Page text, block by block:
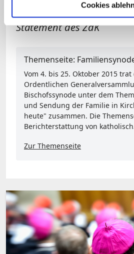
Cookies
31.03.2016, 15.30 Uhr:
Statement des ZdK
Themenseite:
Vom 4. bis 25. Oktober 2015 trat
Ordentlichen
Bischofssynode unter dem
und Sendung der Familie in
heute" zusammen. Die
Berichterstattung von
Zur Themenseite